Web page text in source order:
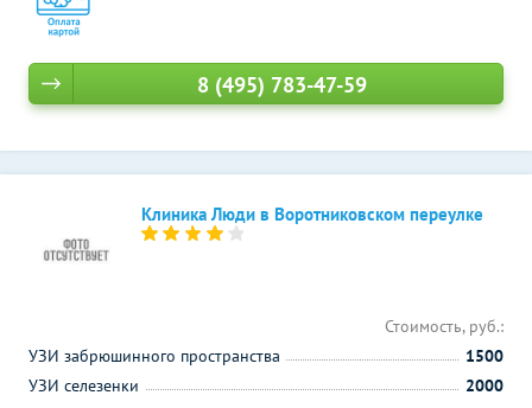
8 (495) 783-47-59
Клиника Люди в Воротниковском переулке
Стоимость, руб.:
УЗИ забрюшинного пространства
1500
УЗИ селезенки
2000